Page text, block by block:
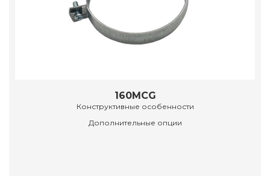
160MCG
Конструктивные особенности
Дополнительные опции